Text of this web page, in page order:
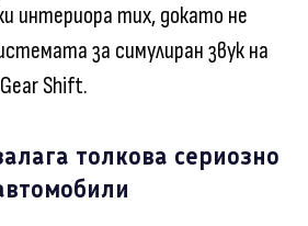
интериора тих, докато не
за симулиран звук на
Shift.
толкова сериозно